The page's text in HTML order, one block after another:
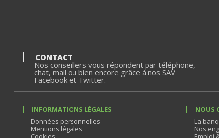
CONTACT
Nos conseillers vous répondent par téléphone,
chat, mail ou bien encore grâce à nos SAV
Facebook et Twitter.
INFORMATIONS LÉGALES
Données personnelles
Mentions légales
Cookies
NOUS
La
Nos
Emploi